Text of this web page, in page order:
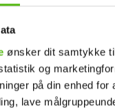
ønsker dit samtykke
og
på din enhed
lave
Micki
sidste